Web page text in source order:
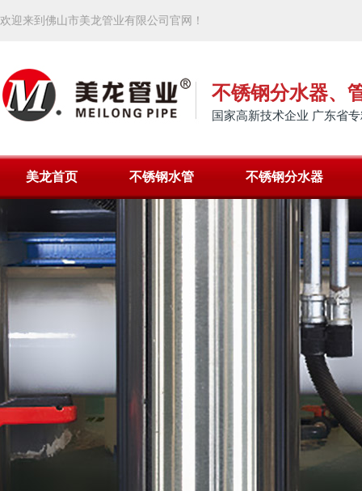
欢迎来到佛山市美龙管业有限公司官网！
不锈钢分水器、
国家高新技术企业 广东省
美龙首页 不锈钢水管 不锈钢分水器